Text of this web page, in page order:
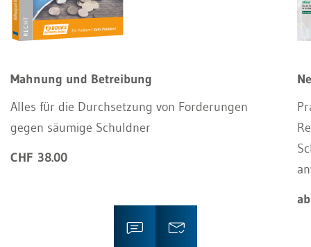
Mahnung und Betreibung
Alles für die Durchsetzung von Forderungen
gegen säumige Schuldner
CHF 38.00